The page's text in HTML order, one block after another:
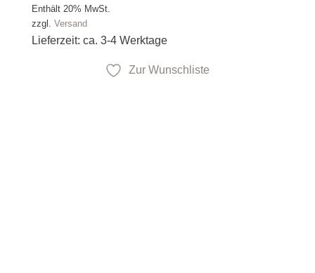
Enthält 20% MwSt.
zzgl. Versand
Lieferzeit: ca. 3-4 Werktage
Zur Wunschliste